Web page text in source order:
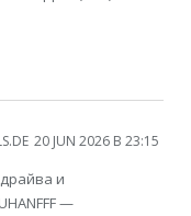
20 JUN 2026 В 23:15
и
—